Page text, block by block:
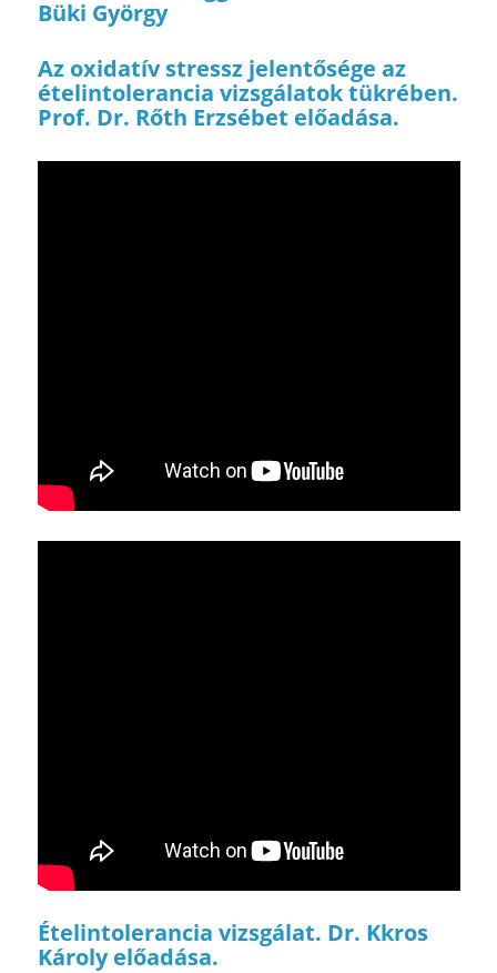
Büki György
Az oxidatív stressz jelentősége az
ételintolerancia vizsgálatok tükrében.
Prof. Dr. Rőth Erzsébet előadása.
Ételintolerancia vizsgálat. Dr. Kkros
Károly előadása.